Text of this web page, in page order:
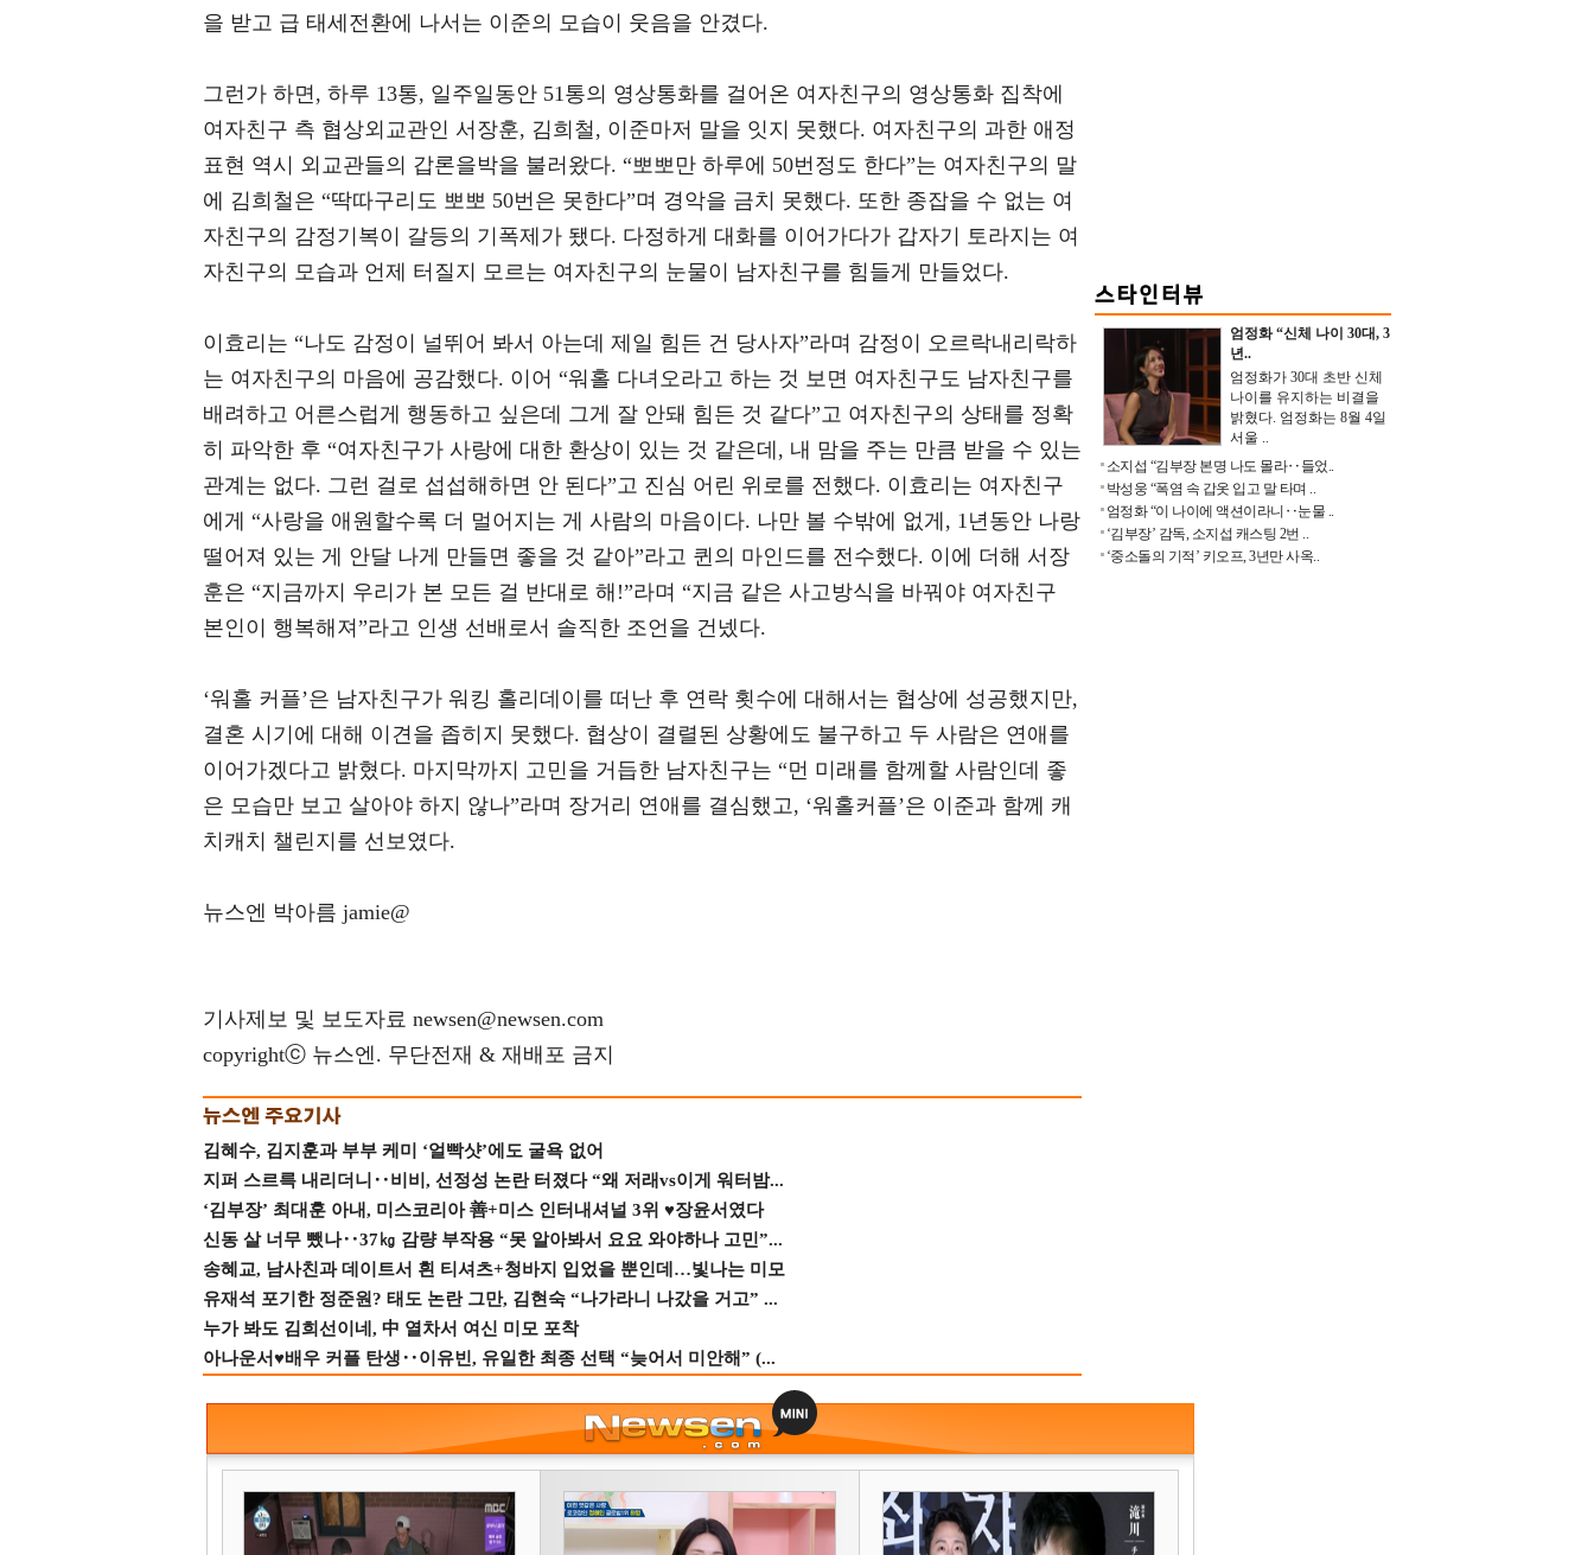
을 받고 급 태세전환에 나서는 이준의 모습이 웃음을 안겼다.
그런가 하면, 하루 13통, 일주일동안 51통의 영상통화를 걸어온 여자친구의 영상통화 집착에
여자친구 측 협상외교관인 서장훈, 김희철, 이준마저 말을 잇지 못했다. 여자친구의 과한 애정
표현 역시 외교관들의 갑론을박을 불러왔다. “뽀뽀만 하루에 50번정도 한다”는 여자친구의 말
에 김희철은 “딱따구리도 뽀뽀 50번은 못한다”며 경악을 금치 못했다. 또한 종잡을 수 없는 여
자친구의 감정기복이 갈등의 기폭제가 됐다. 다정하게 대화를 이어가다가 갑자기 토라지는 여
자친구의 모습과 언제 터질지 모르는 여자친구의 눈물이 남자친구를 힘들게 만들었다.
이효리는 “나도 감정이 널뛰어 봐서 아는데 제일 힘든 건 당사자”라며 감정이 오르락내리락하
는 여자친구의 마음에 공감했다. 이어 “워홀 다녀오라고 하는 것 보면 여자친구도 남자친구를
배려하고 어른스럽게 행동하고 싶은데 그게 잘 안돼 힘든 것 같다”고 여자친구의 상태를 정확
히 파악한 후 “여자친구가 사랑에 대한 환상이 있는 것 같은데, 내 맘을 주는 만큼 받을 수 있는
관계는 없다. 그런 걸로 섭섭해하면 안 된다”고 진심 어린 위로를 전했다. 이효리는 여자친구
에게 “사랑을 애원할수록 더 멀어지는 게 사람의 마음이다. 나만 볼 수밖에 없게, 1년동안 나랑
떨어져 있는 게 안달 나게 만들면 좋을 것 같아”라고 퀸의 마인드를 전수했다. 이에 더해 서장
훈은 “지금까지 우리가 본 모든 걸 반대로 해!”라며 “지금 같은 사고방식을 바꿔야 여자친구
본인이 행복해져”라고 인생 선배로서 솔직한 조언을 건넸다.
‘워홀 커플’은 남자친구가 워킹 홀리데이를 떠난 후 연락 횟수에 대해서는 협상에 성공했지만,
결혼 시기에 대해 이견을 좁히지 못했다. 협상이 결렬된 상황에도 불구하고 두 사람은 연애를
이어가겠다고 밝혔다. 마지막까지 고민을 거듭한 남자친구는 “먼 미래를 함께할 사람인데 좋
은 모습만 보고 살아야 하지 않나”라며 장거리 연애를 결심했고, ‘워홀커플’은 이준과 함께 캐
치캐치 챌린지를 선보였다.
뉴스엔 박아름 jamie@
기사제보 및 보도자료 newsen@newsen.com
copyrightⓒ 뉴스엔. 무단전재 & 재배포 금지
김혜수, 김지훈과 부부 케미 ‘얼빡샷’에도 굴욕 없어
지퍼 스르륵 내리더니‥비비, 선정성 논란 터졌다 “왜 저래vs이게 워터밤...
‘김부장’ 최대훈 아내, 미스코리아 善+미스 인터내셔널 3위 ♥장윤서였다
신동 살 너무 뺐나‥37㎏ 감량 부작용 “못 알아봐서 요요 와야하나 고민”...
송혜교, 남사친과 데이트서 흰 티셔츠+청바지 입었을 뿐인데…빛나는 미모
유재석 포기한 정준원? 태도 논란 그만, 김현숙 “나가라니 나갔을 거고” ...
누가 봐도 김희선이네, 中 열차서 여신 미모 포착
아나운서♥배우 커플 탄생‥이유빈, 유일한 최종 선택 “늦어서 미안해” (...
엄정화 “신체 나이 30대, 3
년..
엄정화가 30대 초반 신체
나이를 유지하는 비결을
밝혔다. 엄정화는 8월 4일
서울 ..
소지섭 “김부장 본명 나도 몰라‥들었..
박성웅 “폭염 속 갑옷 입고 말 타며 ..
엄정화 “이 나이에 액션이라니‥눈물 ..
‘김부장’ 감독, 소지섭 캐스팅 2번 ..
‘중소돌의 기적’ 키오프, 3년만 사옥..